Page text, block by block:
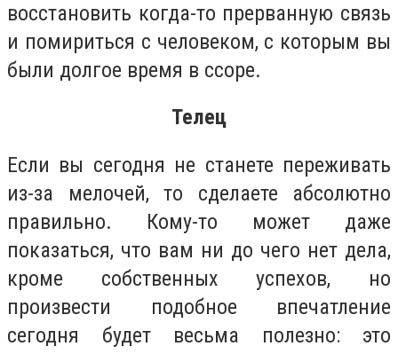
восстановить когда-то прерванную связь
и помириться с человеком, с которым вы
были долгое время в ссоре.
Телец
Если вы сегодня не станете переживать
из-за мелочей, то сделаете абсолютно
правильно. Кому-то может даже
показаться, что вам ни до чего нет дела,
кроме собственных успехов, но
произвести подобное впечатление
сегодня будет весьма полезно: это